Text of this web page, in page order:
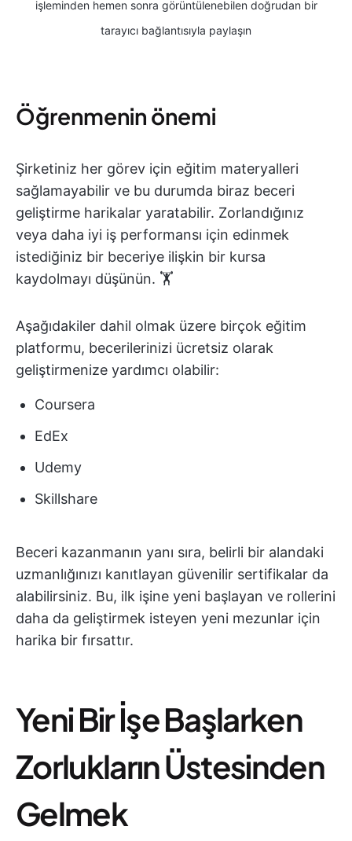
işleminden hemen sonra görüntülenebilen doğrudan bir
tarayıcı bağlantısıyla paylaşın
Öğrenmenin önemi
Şirketiniz her görev için eğitim materyalleri
sağlamayabilir ve bu durumda biraz beceri
geliştirme harikalar yaratabilir. Zorlandığınız
veya daha iyi iş performansı için edinmek
istediğiniz bir beceriye ilişkin bir kursa
kaydolmayı düşünün. 🏋️
Aşağıdakiler dahil olmak üzere birçok eğitim
platformu, becerilerinizi ücretsiz olarak
geliştirmenize yardımcı olabilir:
Coursera
EdEx
Udemy
Skillshare
Beceri kazanmanın yanı sıra, belirli bir alandaki
uzmanlığınızı kanıtlayan güvenilir sertifikalar da
alabilirsiniz. Bu, ilk işine yeni başlayan ve rollerini
daha da geliştirmek isteyen yeni mezunlar için
harika bir fırsattır.
Yeni Bir İşe Başlarken
Zorlukların Üstesinden
Gelmek